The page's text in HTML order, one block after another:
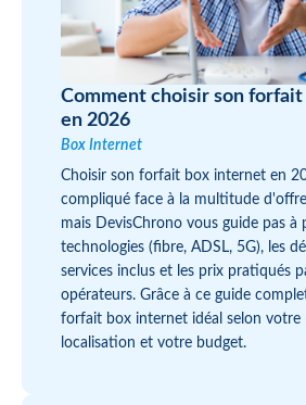
Comment choisir son
en 2026
Box Internet
Choisir son forfait box internet en
compliqué face à la multitude
mais DevisChrono vous guide pas à
technologies (fibre, ADSL, 5G), les
services inclus et les prix pratiqués
opérateurs. Grâce à ce guide
forfait box internet idéal selon votre
localisation et votre budget.